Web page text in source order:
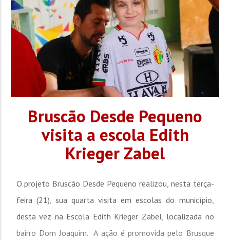
Reconhecida como uma...
Bruscão Desde Pequeno
visita a escola Edith
Krieger Zabel
O projeto Bruscão Desde Pequeno realizou, nesta terça-
feira (21), sua quarta visita em escolas do município,
desta vez na Escola Edith Krieger Zabel, localizada no
bairro Dom Joaquim. A ação é promovida pelo Brusque